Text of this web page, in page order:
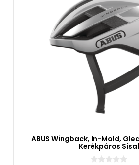
ABUS Wingback, In-Mold,
Kerékpáros